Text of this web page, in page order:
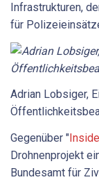
Infrastrukturen,
für
Adrian Lobsiger,
Gegenüber "
Drohnenprojekt
Bundesamt für